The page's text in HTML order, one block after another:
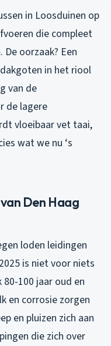
in Loosduinen op
die compleet
oorzaak? Een
in het riool
van de
de lagere
vloeibaar vet taai,
wat we nu ‘s
Den Haag
loden leidingen
is niet voor niets
100 jaar oud en
en corrosie zorgen
en pluizen zich aan
die zich over